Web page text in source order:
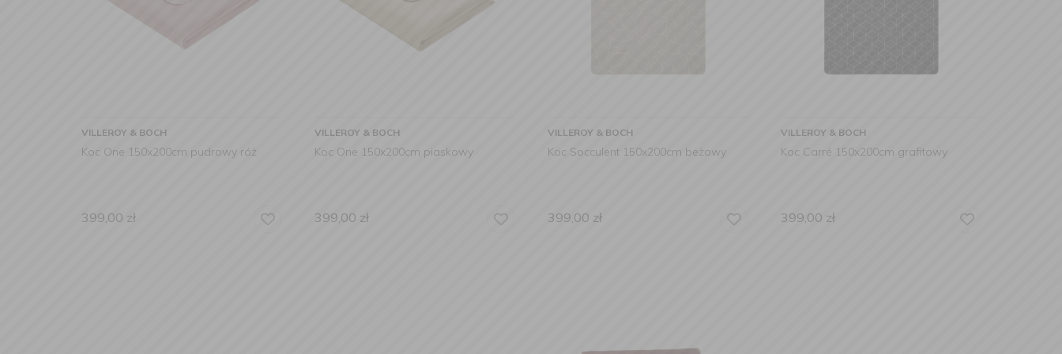
VILLEROY & BOCH
Koc One 150x200cm pudrowy róż
399,00 zł
VILLEROY & BOCH
Koc One 150x200cm piaskowy
399,00 zł
VILLEROY & BOCH
Koc Socculent 150x200cm beżowy
399,00 zł
VILLEROY & BOCH
Koc Carré 150x200cm grafitowy
399,00 zł